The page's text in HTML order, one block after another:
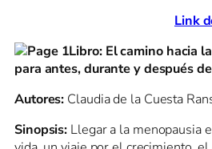
Link
Libro: El camino hacia
para antes, durante y después
Autores: Claudia de la Cuesta
Sinopsis: Llegar a la menopausia